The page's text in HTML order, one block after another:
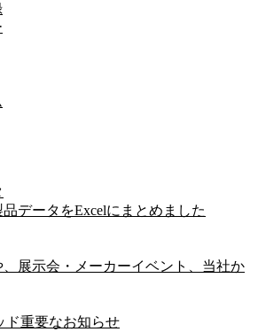
データをExcelにまとめました
展示会・メーカーイベント、当社か